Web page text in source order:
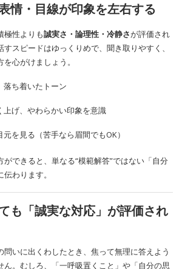
情・目線が印象を左右する
極性よりも誠実さ・論理性・冷静さが評価され
スピードはゆっくりめで、聞き取りやすく、
心がけましょう。
落ち着いたトーン
上げ、やわらかい印象を意識
を見る（苦手なら眉間でもOK）
できると、単なる“模範解答”ではない「自分
わります。
も「誠実な対応」が評価され
問いに出くわしたとき、焦って無理に答えよう
ん。むしろ、「一呼吸置くこと」や「自分の思